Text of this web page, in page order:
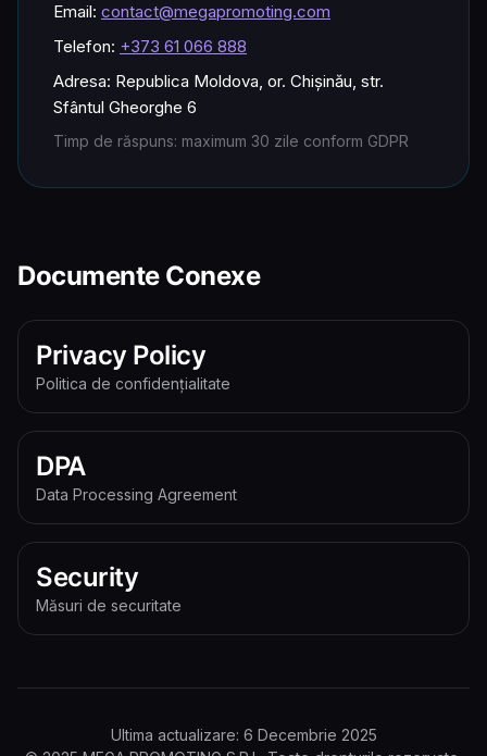
Email: contact@megapromoting.com
Telefon: +373 61 066 888
Adresa: Republica Moldova, or. Chișinău, str.
Sfântul Gheorghe 6
Timp de răspuns: maximum 30 zile conform GDPR
Documente Conexe
Privacy Policy
Politica de confidențialitate
DPA
Data Processing Agreement
Security
Măsuri de securitate
Ultima actualizare: 6 Decembrie 2025